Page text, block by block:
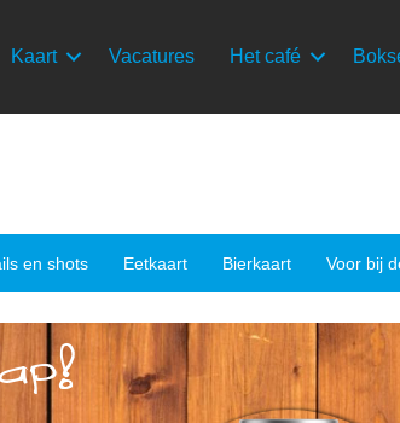
Kaart Vacatures Het café
en shots Eetkaart Bierkaart Voor bij